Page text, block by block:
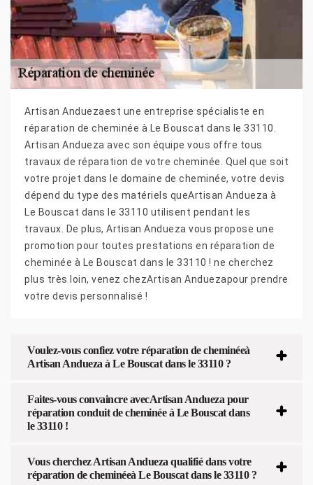
Artisan Anduezaest une entreprise spécialiste en
réparation de cheminée à Le Bouscat dans le 33110.
Artisan Andueza avec son équipe vous offre tous
travaux de réparation de votre cheminée. Quel que soit
votre projet dans le domaine de cheminée, votre devis
dépend du type des matériels queArtisan Andueza à
Le Bouscat dans le 33110 utilisent pendant les
travaux. De plus, Artisan Andueza vous propose une
promotion pour toutes prestations en réparation de
cheminée à Le Bouscat dans le 33110 ! ne cherchez
plus très loin, venez chezArtisan Anduezapour prendre
votre devis personnalisé !
Voulez-vous confiez votre réparation de cheminéeà
Artisan Andueza à Le Bouscat dans le 33110 ?
Faites-vous convaincre avecArtisan Andueza pour
réparation conduit de cheminée à Le Bouscat dans
le 33110 !
Vous cherchez Artisan Andueza qualifié dans votre
réparation de cheminéeà Le Bouscat dans le 33110 ?